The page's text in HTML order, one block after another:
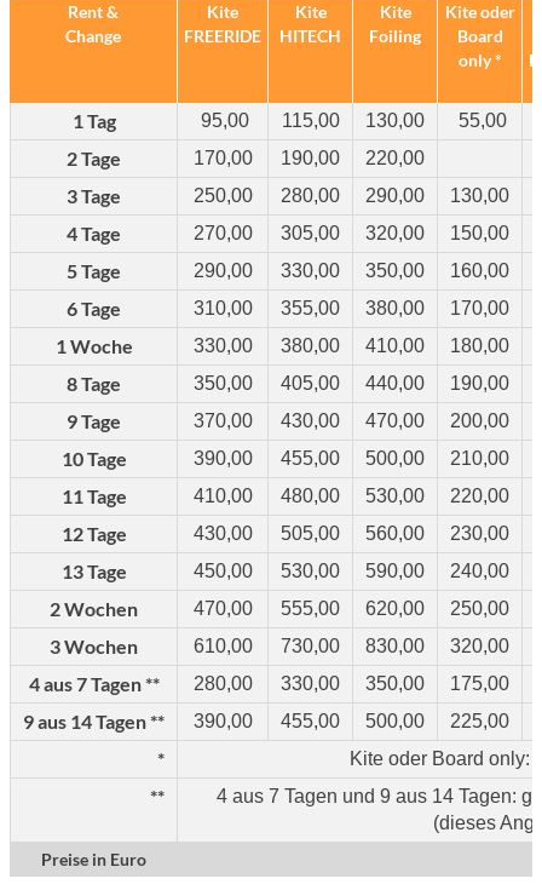
Rent &
Change
Kite
FREERIDE
Kite
HITECH
Kite
Foiling
Kite oder
Board
only *
Preise in Euro
1 Tag 95,00 115,00 130,00 55,00
2 Tage 170,00 190,00 220,00
3 Tage 250,00 280,00 290,00 130,00
4 Tage 270,00 305,00 320,00 150,00
5 Tage 290,00 330,00 350,00 160,00
6 Tage 310,00 355,00 380,00 170,00
1 Woche 330,00 380,00 410,00 180,00
8 Tage 350,00 405,00 440,00 190,00
9 Tage 370,00 430,00 470,00 200,00
10 Tage 390,00 455,00 500,00 210,00
11 Tage 410,00 480,00 530,00 220,00
12 Tage 430,00 505,00 560,00 230,00
13 Tage 450,00 530,00 590,00 240,00
2 Wochen 470,00 555,00 620,00 250,00
3 Wochen 610,00 730,00 830,00 320,00
4 aus 7 Tagen ** 280,00 330,00 350,00 175,00
9 aus 14 Tagen ** 390,00 455,00 500,00 225,00
* Kite oder Board only:
**
4 aus 7 Tagen und 9 aus 14 Tagen:
(dieses